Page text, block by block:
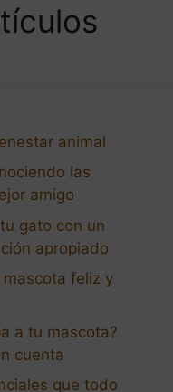
animal
las
amigo
gato con un
apropiado
feliz y
a tu mascota?
cuenta
que todo